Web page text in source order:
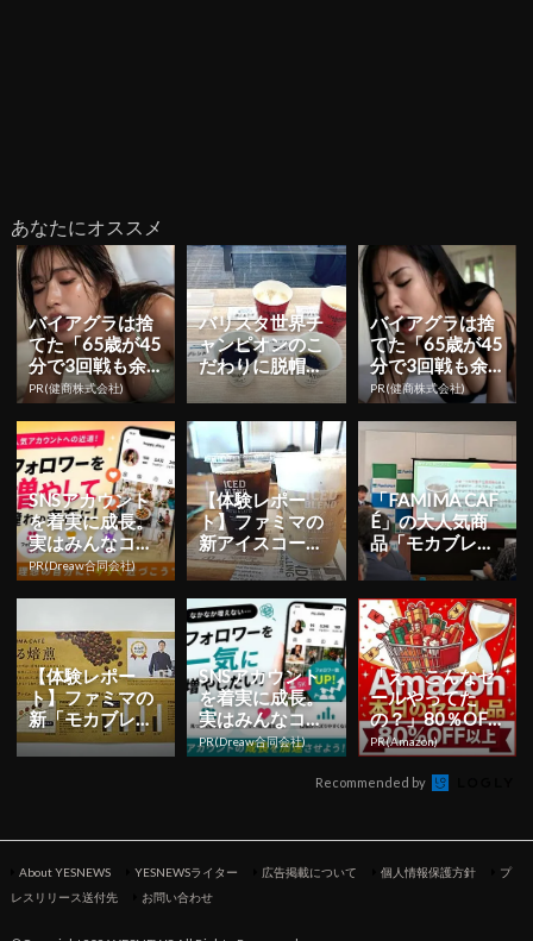
あなたにオススメ
バイアグラは捨
てた「65歳が45
分で3回戦も余
裕」980円で朝
まで絶好調！
PR(健商株式会社)
バリスタ世界チ
ャンピオンのこ
だわりに脱帽！
ますます美味し
くなったファミ
マのコーヒ...
バイアグラは捨
てた「65歳が45
分で3回戦も余
裕」1日31円で
朝まで絶好調！
PR(健商株式会社)
SNSアカウント
を着実に成長。
実はみんなココ
使ってます。
PR(Dreaw合同会社)
【体験レポー
ト】ファミマの
新アイスコーヒ
ー＆アイスカフ
ェラテは「コク
の最高傑作！...
「FAMIMA CAF
É」の大人気商
品「モカブレン
ド」がさらに美
味しくなった！
...
【体験レポー
ト】ファミマの
新「モカブレン
ド」と「コーヒ
ーあん＆ホイッ
SNSアカウント
を着実に成長。
実はみんなココ
使ってます。
PR(Dreaw合同会社)
「え、こんなセ
ールやってた
の？」80％OFF
以上が続々登
場！Amazonの本
気が...
PR(Amazon)
Recommended by
About YESNEWS YESNEWSライター 広告掲載について 個人情報保護方針
プ
レスリリース送付先
お問い合わせ